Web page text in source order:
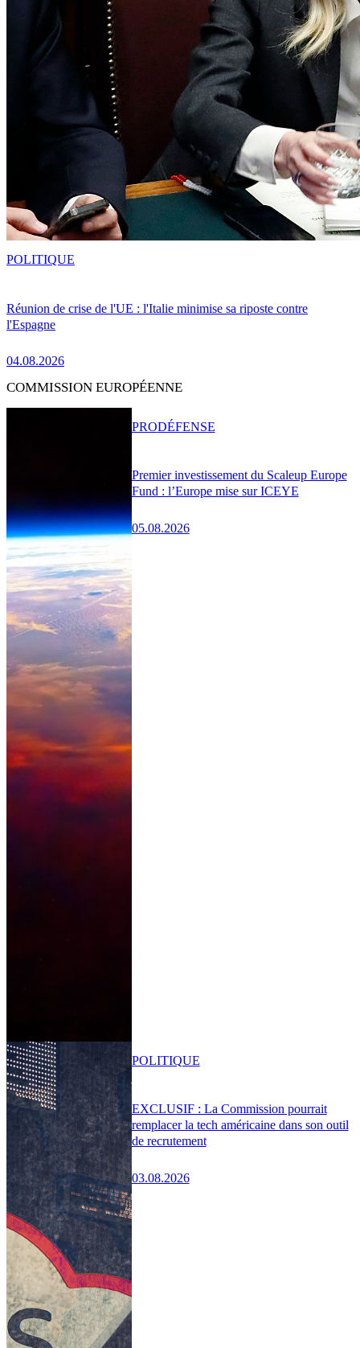
Réunion de crise de l'UE : l'Italie minimise sa riposte contre
l'Espagne
04.08.2026
POLITIQUE
COMMISSION EUROPÉENNE
Premier investissement du Scaleup Europe
Fund : l’Europe mise sur ICEYE
05.08.2026
PRODÉFENSE
EXCLUSIF : La Commission pourrait
remplacer la tech américaine dans son outil
de recrutement
03.08.2026
POLITIQUE